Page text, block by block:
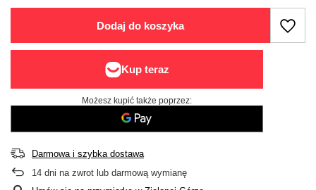
Dodaj do koszyka
Możesz kupić także poprzez:
Darmowa i szybka dostawa
14 dni na zwrot lub darmową wymianę